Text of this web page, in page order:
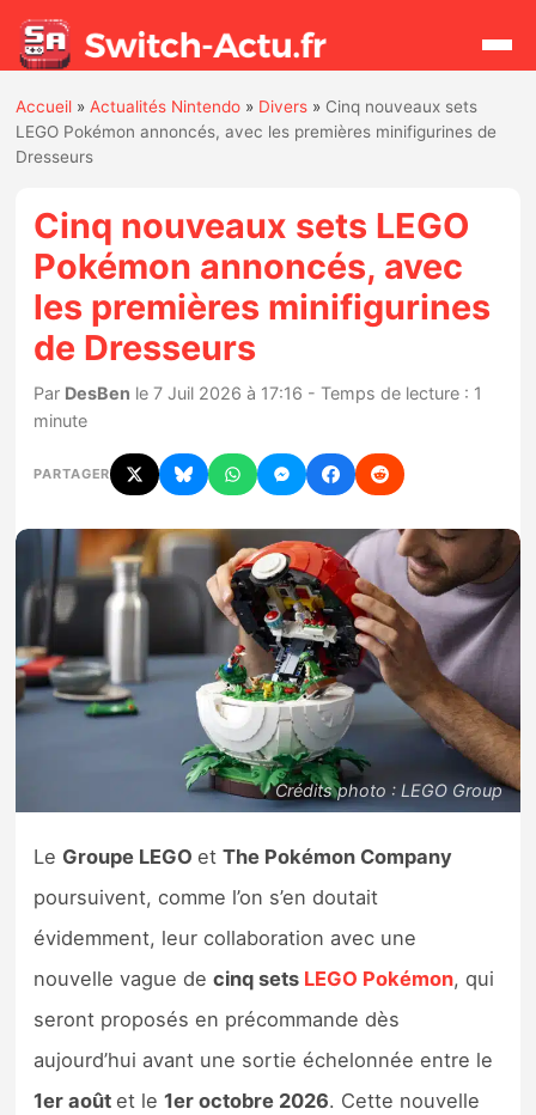
Rechercher
Actualités
Jeux
Hardware
Mises à jour
Chiffres de ventes
Rumeurs
Nintendo Direct
Tests et previews
Tests de jeux
Tests d’accessoires
Previews
Précommandes jeux Switch 2
Sorties de jeux
Accueil »Actualités Nintendo » Divers » Cinq nouveaux sets
LEGO Pokémon annoncés, avec les premières minifigurines de
Dresseurs
Cinq nouveaux sets LEGO
Pokémon annoncés, avec
les premières minifigurines
de Dresseurs
Par DesBen le 7 Juil 2026 à 17:16 - Temps de lecture : 1
minute
PARTAGER
Crédits photo : LEGO Group
Le Groupe LEGOetThe Pokémon Company
poursuivent, comme l’on s’en doutait
évidemment, leur collaboration avec une
nouvelle vague decinq sets LEGO Pokémon, qui
seront proposés en précommande dès
aujourd’hui avant une sortie échelonnée entre le
1er aoûtet le1er octobre 2026. Cette nouvelle